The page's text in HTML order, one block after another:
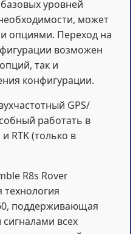
уровней
может
опциями. Переход на
возможен
так и
конфигурации.
GPS/
работать в
RTK (только в
R8s Rover
технология
поддерживающая
всех